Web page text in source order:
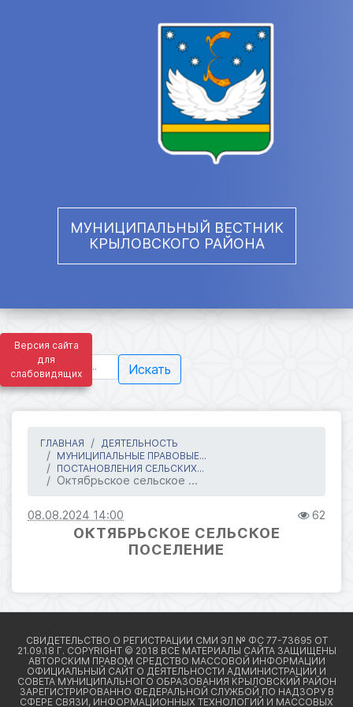
Версия сайта
для
слабовидящих
МУНИЦИПАЛЬНЫЙ ВЕСТНИК
КРЫЛОВСКОГО РАЙОНА
Искать
ГЛАВНАЯ
ДЕЯТЕЛЬНОСТЬ
МУНИЦИПАЛЬНЫЕ ПРАВОВЫЕ...
ПОСТАНОВЛЕНИЯ СЕЛЬСКИХ...
Октябрьское сельское ...
08.08.2024 14:00 62
ОКТЯБРЬСКОЕ СЕЛЬСКОЕ
ПОСЕЛЕНИЕ